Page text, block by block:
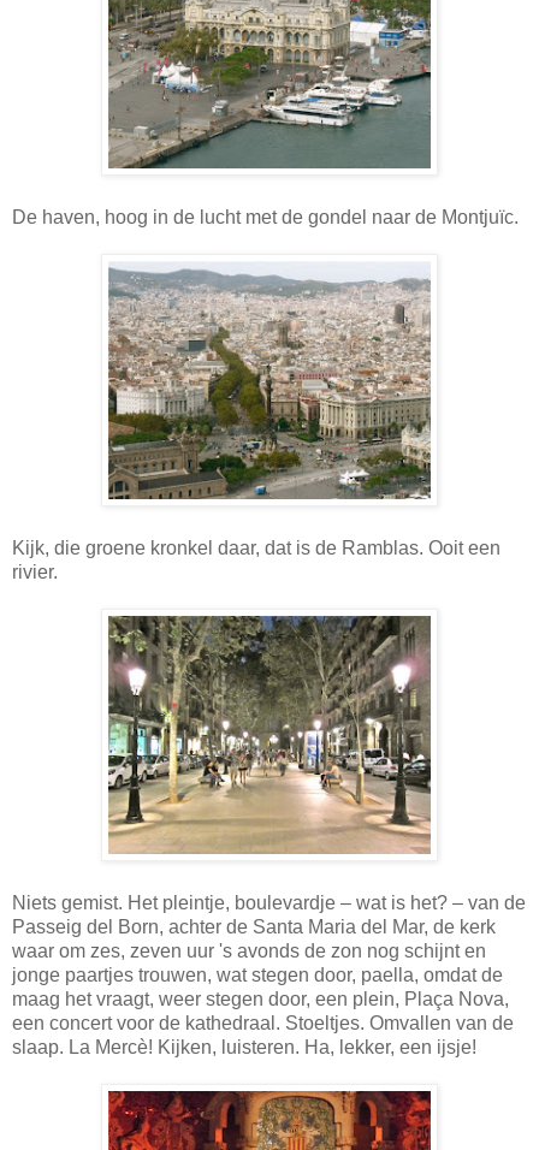
De haven, hoog in de lucht met de gondel naar de Montjuïc.
Kijk, die groene kronkel daar, dat is de Ramblas. Ooit een
rivier.
Niets gemist. Het pleintje, boulevardje – wat is het? – van de
Passeig del Born, achter de Santa Maria del Mar, de kerk
waar om zes, zeven uur 's avonds de zon nog schijnt en
jonge paartjes trouwen, wat stegen door, paella, omdat de
maag het vraagt, weer stegen door, een plein, Plaça Nova,
een concert voor de kathedraal. Stoeltjes. Omvallen van de
slaap. La Mercè! Kijken, luisteren. Ha, lekker, een ijsje!